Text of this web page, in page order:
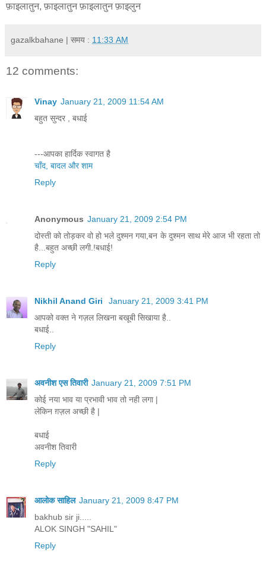
फ़ाइलातुन, फ़ाइलातुन फ़ाइलातुन फ़ाइलुन
gazalkbahane | समय : 11:33 AM
12 comments:
Vinay January 21, 2009 11:54 AM
बहुत सुन्दर , बधाई
---आपका हार्दिक स्वागत है
चाँद, बादल और शाम
Reply
Anonymous January 21, 2009 2:54 PM
दोस्ती को तोड़कर वो हो भले दुश्मन गया,बन के दुश्मन साथ मेरे आज भी रहता तो
है...बहुत अच्छी लगी.!बधाई!
Reply
Nikhil Anand Giri
January 21, 2009 3:41 PM
आपको वक्त ने गज़ल लिखना बखूबी सिखाया है..
बधाई..
Reply
अवनीश एस तिवारी January 21, 2009 7:51 PM
कोई नया भाव या प्रभावी भाव तो नही लगा |
लेकिन ग़ज़ल अच्छी है |
बधाई
अवनीश तिवारी
Reply
आलोक साहिल January 21, 2009 8:47 PM
bakhub sir ji.....
ALOK SINGH "SAHIL"
Reply